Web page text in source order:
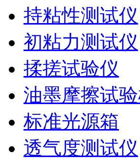
持粘性测试仪
初粘力测试仪
揉搓试验仪
油墨摩擦试
标准光源箱
透气度测试仪